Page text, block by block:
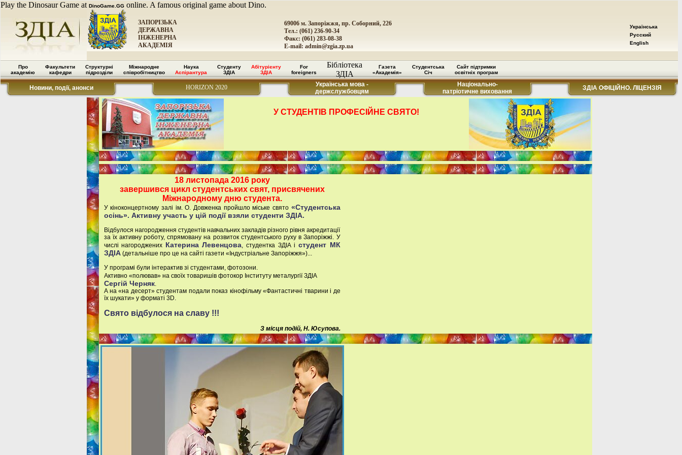
Play the Dinosaur Game at DinoGame.GG online. A famous original game about Dino.
ЗАПОРІЗЬКА
ДЕРЖАВНА
ІНЖЕНЕРНА
АКАДЕМІЯ
69006 м. Запоріжжя, пр. Соборний, 226
Тел.: (061) 236-90-34
Факс: (061) 283-08-38
E-mail: admin@zgia.zp.ua
Українська
Русский
English
Про
академію
Факультети
кафедри
Структурні
підрозділи
Міжнародне
співробітництво
Наука
Аспірантура
Студенту
ЗДІА
Абітурієнту
ЗДІА
For
foreigners
Бібліотека
ЗДІА
Газета
«Академія»
Студентська
Січ
Сайт підтримки
освітніх програм
Новини, події, анонси HORIZON 2020
Українська мова -
держслужбовцям
Національно-
патріотичне виховання
ЗДІА ОФІЦІЙНО. ЛІЦЕНЗІЯ
У СТУДЕНТІВ ПРОФЕСІЙНЕ СВЯТО!
18 листопада 2016 року
завершився цикл студентських свят, присвячених
Міжнародному дню студента.
У кіноконцертному залі ім. О. Довженка пройшло міське свято «Студентська
осінь». Активну участь у цій події взяли студенти ЗДІА.
Відбулося нагородження студентів навчальних закладів різного рівня акредитації
за їх активну роботу, спрямовану на розвиток студентського руху в Запоріжжі. У
числі нагороджених Катерина Левенцова, студентка ЗДІА і студент МК
ЗДІА(детальніше про це на сайті газети «Індустріальне Запоріжжя»)...
У програмі були інтерактив зі студентами, фотозони.
Активно «полював» на своїх товаришів фотокор Інституту металургії ЗДІА
Сергій Черняк.
А на «на десерт» студентам подали показ кінофільму «Фантастичні тварини і де
їх шукати» у форматі 3D.
Свято відбулося на славу !!!
З місця подій, Н. Юсупова.